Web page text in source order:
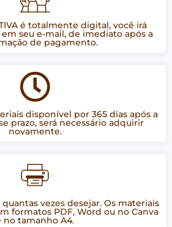
é totalmente digital, você irá
seu e-mail, de imediato após a
de pagamento.
disponível por 365 dias após a
prazo, será necessário adquirir
novamente.
vezes desejar. Os materiais
formatos PDF, Word ou no Canva
no tamanho A4.